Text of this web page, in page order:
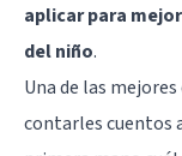
aplicar para
del niño.
Una de las
contarles cuentos